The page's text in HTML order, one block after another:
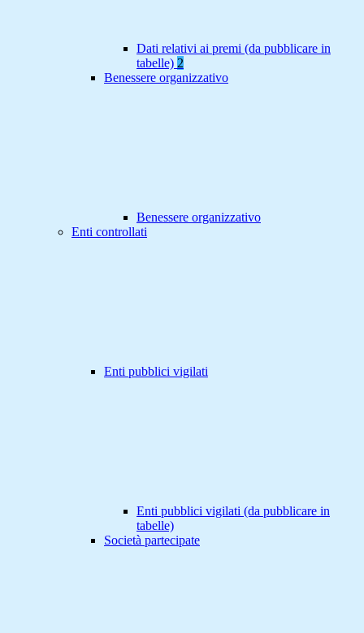
Dati relativi ai premi (da pubblicare in
tabelle) 2
Benessere organizzativo
Benessere organizzativo
Enti controllati
Enti pubblici vigilati
Enti pubblici vigilati (da pubblicare in
tabelle)
Società partecipate